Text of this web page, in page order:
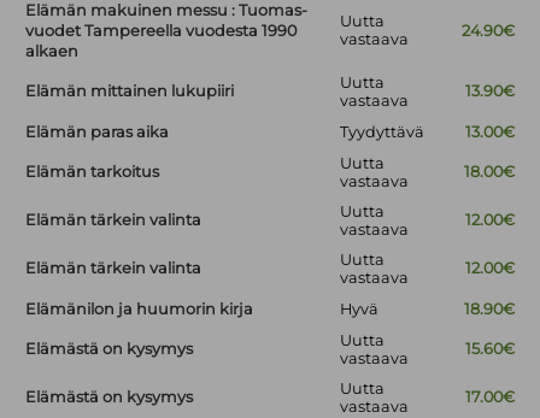
Elämän makuinen messu : Tuomas-
vuodet Tampereella vuodesta 1990
alkaen
Uutta
vastaava
24.90€
Elämän mittainen lukupiiri
Uutta
vastaava
13.90€
Elämän paras aika Tyydyttävä 13.00€
Elämän tarkoitus
Uutta
vastaava
18.00€
Elämän tärkein valinta
Uutta
vastaava
12.00€
Elämän tärkein valinta
Uutta
vastaava
12.00€
Elämänilon ja huumorin kirja Hyvä 18.90€
Elämästä on kysymys
Uutta
vastaava
15.60€
Elämästä on kysymys
Uutta
vastaava
17.00€